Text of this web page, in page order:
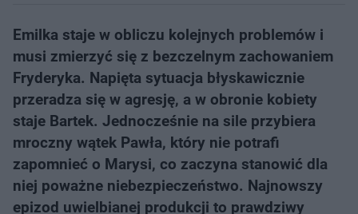
Emilka staje w obliczu kolejnych problemów i
musi zmierzyć się z bezczelnym zachowaniem
Fryderyka. Napięta sytuacja błyskawicznie
przeradza się w agresję, a w obronie kobiety
staje Bartek. Jednocześnie na sile przybiera
mroczny wątek Pawła, który nie potrafi
zapomnieć o Marysi, co zaczyna stanowić dla
niej poważne niebezpieczeństwo. Najnowszy
epizod uwielbianej produkcji to prawdziwy